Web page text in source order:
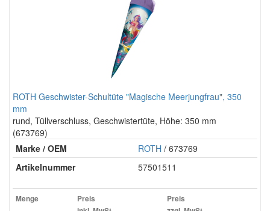
ROTH Geschwister-Schultüte "Magische Meerjungfrau", 350
mm
rund, Tüllverschluss, Geschwistertüte, Höhe: 350 mm
(673769)
Marke / OEM
ROTH / 673769
Artikelnummer
57501511
Menge
Preis
Preis